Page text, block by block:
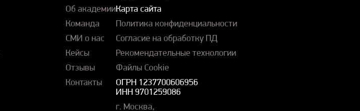
Об академии
Команда
СМИ о нас
Кейсы
Отзывы
Контакты
Карта сайта
Политика конфиденциальности
Согласие на обработку ПД
Рекомендательные технологии
Файлы Cookie
ОГРН 1237700606956
ИНН 9701259086
г. Москва,